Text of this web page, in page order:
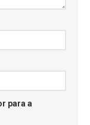
para a